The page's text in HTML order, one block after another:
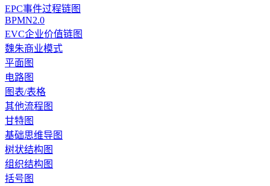
EPC事件过程链图
BPMN2.0
EVC企业价值链图
魏朱商业模式
平面图
电路图
图表/表格
其他流程图
甘特图
基础思维导图
树状结构图
组织结构图
括号图